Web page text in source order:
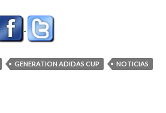
GENERATION ADIDAS CUP
NOTICIAS